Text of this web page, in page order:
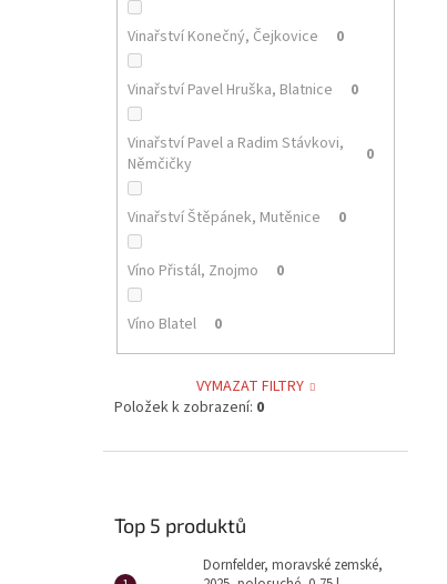
Vinařství Konečný, Čejkovice 0
Vinařství Pavel Hruška, Blatnice 0
Vinařství Pavel a Radim Stávkovi,
Němčičky
0
Vinařství Štěpánek, Mutěnice 0
Víno Přistál, Znojmo 0
Víno Blatel 0
VYMAZAT FILTRY
Položek k zobrazení: 0
Top 5 produktů
Dornfelder, moravské zemské,